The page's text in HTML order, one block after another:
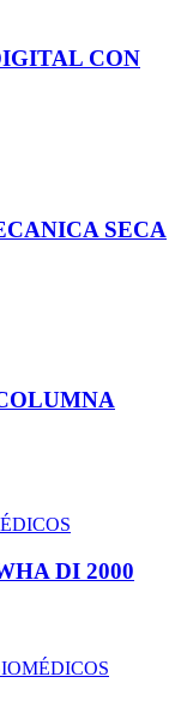
CON
SECA
DI 2000